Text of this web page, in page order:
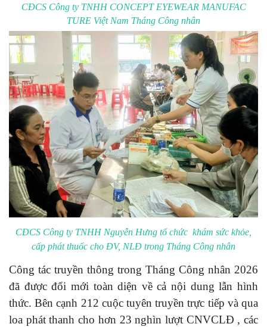
CĐCS Công ty TNHH CONCEPT EYEWEAR MANUFAC
TURE Việt Nam Tháng Công nhân
CĐCS Công ty TNHH Nguyễn Hưng tổ chức khám sức khỏe,
cấp phát thuốc cho ĐV, NLĐ trong Tháng Công nhân
Công tác truyền thông trong Tháng Công nhân 2026
đã được đổi mới toàn diện về cả nội dung lẫn hình
thức. Bên cạnh 212 cuộc tuyên truyền trực tiếp và qua
loa phát thanh cho hơn 23 nghìn lượt CNVCLĐ , các